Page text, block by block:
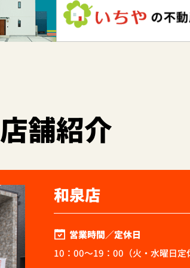
店舗紹介
和泉店
営業時間／定休日
10：00～19：00（火・水曜日定